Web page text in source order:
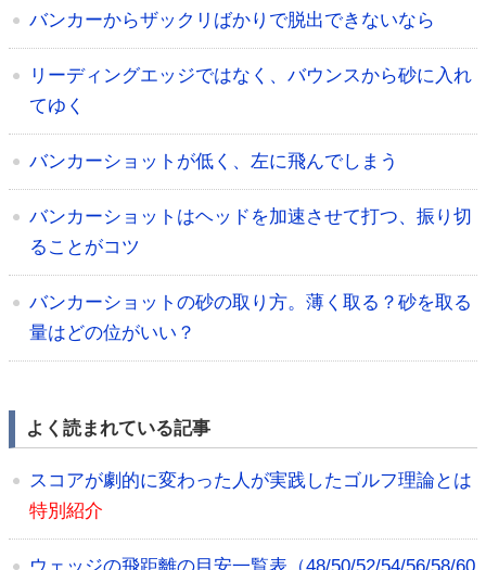
バンカーからザックリばかりで脱出できないなら
リーディングエッジではなく、バウンスから砂に入れ
てゆく
バンカーショットが低く、左に飛んでしまう
バンカーショットはヘッドを加速させて打つ、振り切
ることがコツ
バンカーショットの砂の取り方。薄く取る？砂を取る
量はどの位がいい？
よく読まれている記事
スコアが劇的に変わった人が実践したゴルフ理論とは
特別紹介
ウェッジの飛距離の目安一覧表（48/50/52/54/56/58/60